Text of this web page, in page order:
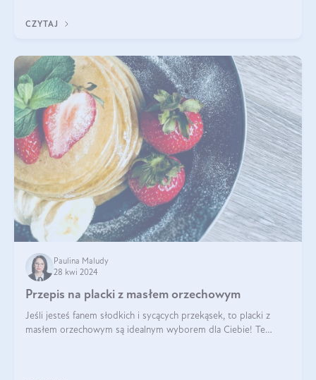
CZYTAJ
Paulina Maludy
28 kwi 2024
Przepis na placki z masłem orzechowym
Jeśli jesteś fanem słodkich i sycących przekąsek, to placki z
masłem orzechowym są idealnym wyborem dla Ciebie! Te